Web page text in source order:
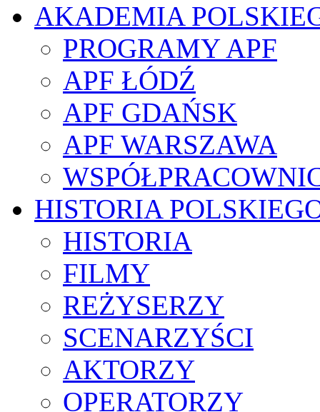
AKADEMIA
PROGRAMY APF
APF ŁÓDŹ
APF GDAŃSK
APF WARSZAWA
HISTORIA
HISTORIA
FILMY
REŻYSERZY
SCENARZYŚCI
AKTORZY
OPERATORZY